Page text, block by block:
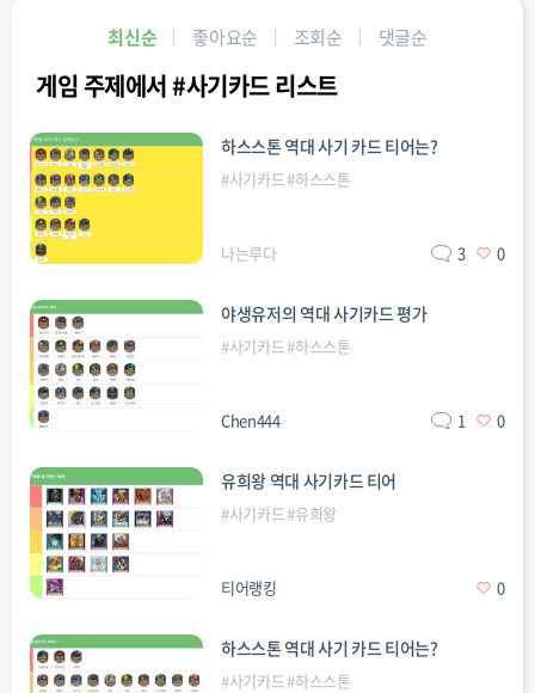
최신순 좋아요순 조회순 댓글순
게임 주제에서 #사기카드 리스트
하스스톤 역대 사기 카드 티어는?
#사기카드#하스스톤
나는루다 3 0
야생유저의 역대 사기카드 평가
#사기카드#하스스톤
Chen444 1 0
유희왕 역대 사기카드 티어
#사기카드#유희왕
티어랭킹 0
하스스톤 역대 사기 카드 티어는?
#사기카드#하스스톤